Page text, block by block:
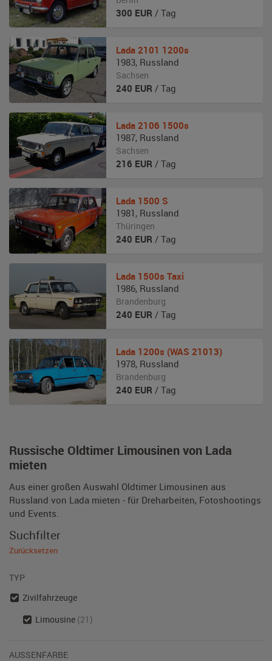
Russische Oldtimer Limousinen von Lada
mieten
Aus einer großen Auswahl Oldtimer Limousinen aus
Russland von Lada mieten - für Dreharbeiten, Fotoshootings
und Events.
300 EUR / Tag
Lada 2101 1200s
1983, Russland
Sachsen
240 EUR / Tag
Lada 2106 1500s
1987, Russland
Sachsen
216 EUR / Tag
Lada 1500 S
1981 , Russland
Thüringen
240 EUR / Tag
Lada 1500s Taxi
1986, Russland
Brandenburg
240 EUR / Tag
Lada 1200s (WAS 21013)
1978, Russland
Brandenburg
240 EUR / Tag
Suchfilter
Zurücksetzen
TYP
Zivilfahrzeuge
Limousine (21)
AUSSENFARBE